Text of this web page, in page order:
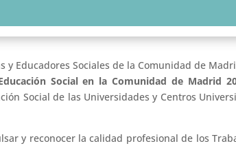
y Educadores Sociales de la Comunidad de
Social en la Comunidad de Madrid
Social de las Universidades y Centros
y reconocer la calidad profesional de los